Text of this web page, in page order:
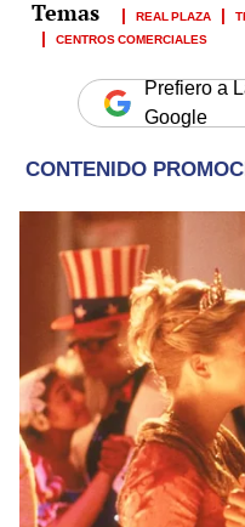
REAL PLAZA
CENTROS COMERCIALES
Prefiero a
Google